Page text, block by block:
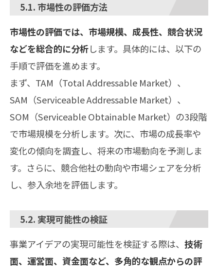
5.1. 市場性の評価方法
市場性の評価では、市場規模、成長性、競合状況
などを総合的に分析します。具体的には、以下の
手順で評価を進めます。
まず、TAM（Total Addressable Market）、
SAM（Serviceable Addressable Market）、
SOM（Serviceable Obtainable Market）の3段階
で市場規模を分析します。次に、市場の成長率や
変化の傾向を調査し、将来の市場動向を予測しま
す。さらに、競合他社の動向や市場シェアを分析
し、参入余地を評価します。
5.2. 実現可能性の検証
事業アイデアの実現可能性を検証する際は、 技術
面、運営面、資金面など、多角的な観点からの評